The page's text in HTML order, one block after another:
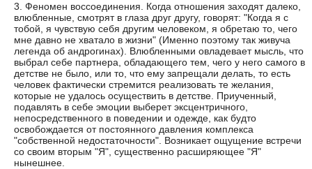
3. Феномен воссоединения. Когда отношения заходят далеко,
влюбленные, смотрят в глаза друг другу, говорят: "Когда я с
тобой, я чувствую себя другим человеком, я обретаю то, чего
мне давно не хватало в жизни" (Именно поэтому так живуча
легенда об андрогинах). Влюбленными овладевает мысль, что
выбрал себе партнера, обладающего тем, чего у него самого в
детстве не было, или то, что ему запрещали делать, то есть
человек фактически стремится реализовать те желания,
которые не удалось осуществить в детстве. Приученный,
подавлять в себе эмоции выберет эксцентричного,
непосредственного в поведении и одежде, как будто
освобождается от постоянного давления комплекса
"собственной недостаточности". Возникает ощущение встречи
со своим вторым "Я", существенно расширяющее "Я"
нынешнее.